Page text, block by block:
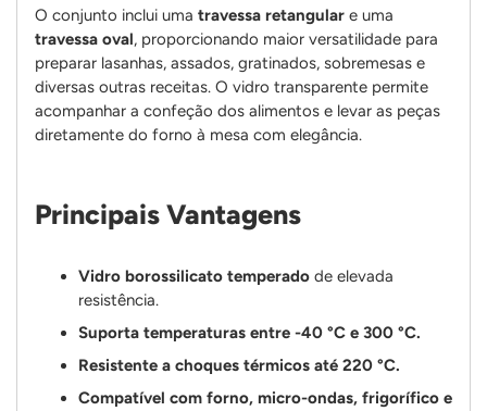
O conjunto inclui uma travessa retangular e uma
travessa oval, proporcionando maior versatilidade para
preparar lasanhas, assados, gratinados, sobremesas e
diversas outras receitas. O vidro transparente permite
acompanhar a confeção dos alimentos e levar as peças
diretamente do forno à mesa com elegância.
Principais Vantagens
Vidro borossilicato temperado de elevada
resistência.
Suporta temperaturas entre -40 °C e 300 °C.
Resistente a choques térmicos até 220 °C.
Compatível com forno, micro-ondas, frigorífico e